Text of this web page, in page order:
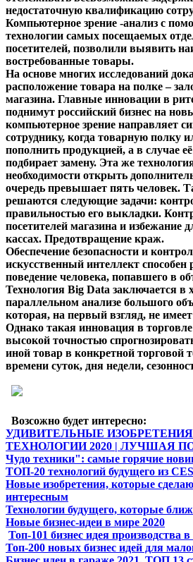
недостаточную квалификацию
Компьютерное зрение -анализ с
технологии самых посещаемых
посетителей, позволили выявить
востребованные товары.
На основе многих исследований
расположение товара на полке –
магазина. Главные инновации в
поднимут российский бизнес на
компьютерное зрение направляет
сотруднику, когда товарную полку
пополнить продукцией, а в случае
подбирает замену. Эта же
необходимости открыть
очередь превышает пять человек.
решаются следующие задачи:
правильностью его выкладки.
посетителей магазина и избежание
кассах. Предотвращение краж.
Обеспечение безопасности и
искусственный интеллект способен
поведение человека, попавшего в
Технология Big Data заключается в
параллельном анализе большого
которая, на первый взгляд, не
Однако такая инновация в
высокой точностью
иной товар в конкретной торговой
времени суток, дня недели,
Возсожно будет интересно:
УДИВИТЕЛЬНЫЕ
ТЕХНОЛОГИИ 2020 | ЛУЧШАЯ
Чудо техники": самые горячие
ТОП-20 технологий будущего из
Новые изобретения, которые
интересным
Технологии будущего, которые
Новые бизнес-идеи в мире 2020
Топ-101 бизнес идея производства в
Топ-200 новых бизнес идей для